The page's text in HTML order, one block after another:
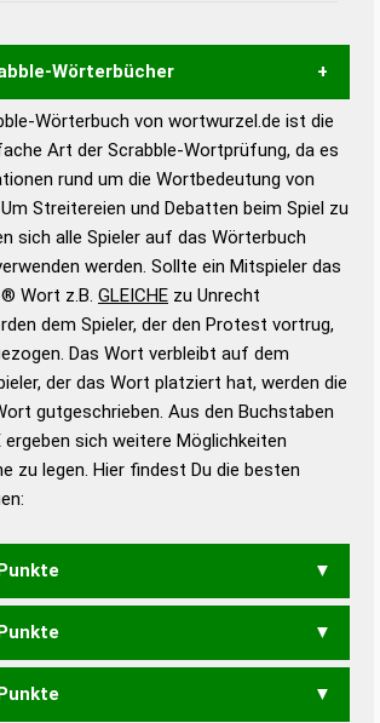
Wörterbücher
mit Hilfe eines semantischen
gute Anhaltspunkte zu
Worttrennung und Wortform, um die
Wortes für das Scrabble-Spiel zu
Turnier Scrabble-
Duden – Standardwerk in 12 Bänden
Duden – Richtiges und gutes
Deutsch
Duden – Die deutsche Grammatik
Duden – Deutsches
Wörterbuch von wortwurzel.de ist die
Art der Scrabble-Wortprüfung, da es
rund um die Wortbedeutung von
Streitereien und Debatten beim Spiel zu
sich alle Spieler auf das Wörterbuch
werden. Sollte ein Mitspieler das
Wort z.B. GLEICHE zu Unrecht
dem Spieler, der den Protest vortrug,
Das Wort verbleibt auf dem
der das Wort platziert hat, werden die
gutgeschrieben. Aus den Buchstaben
ergeben sich weitere Möglichkeiten
zu legen. Hier findest Du die besten